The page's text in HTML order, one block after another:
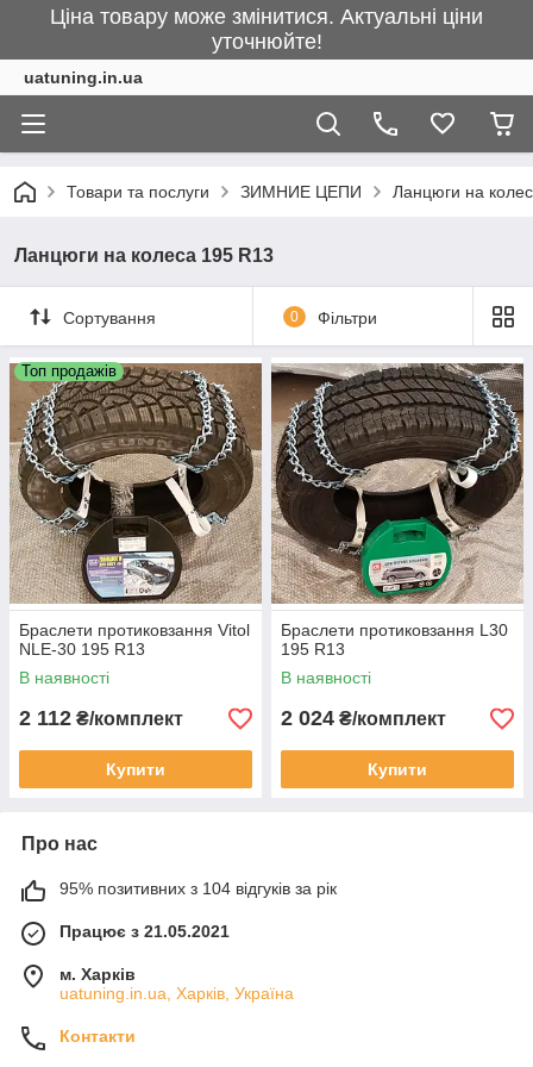
Ціна товару може змінитися. Актуальні ціни
уточнюйте!
uatuning.in.ua
Товари та послуги ЗИМНИЕ ЦЕПИ Ланцюги на
Ланцюги на колеса 195 R13
Сортування 0 Фільтри
Топ продажів
Браслети протиковзання Vitol
NLE-30 195 R13
В наявності
2 112 ₴/комплект
Купити
Браслети протиковзання L30
195 R13
В наявності
2 024 ₴/комплект
Купити
Про нас
95% позитивних з 104 відгуків за рік
Працює з 21.05.2021
м. Харків
uatuning.in.ua, Харків, Україна
Контакти